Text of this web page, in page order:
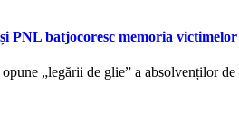
PNL batjocoresc memoria